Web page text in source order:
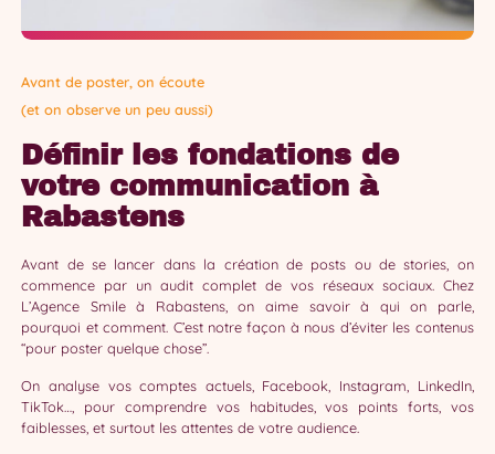
Avant de poster, on écoute
(et on observe un peu aussi)
Définir les fondations de
votre communication à
Rabastens
Avant de se lancer dans la création de posts ou de stories, on
commence par un audit complet de vos réseaux sociaux. Chez
L’Agence Smile à Rabastens, on aime savoir à qui on parle,
pourquoi et comment. C’est notre façon à nous d’éviter les contenus
“pour poster quelque chose”.
On analyse vos comptes actuels, Facebook, Instagram, LinkedIn,
TikTok…, pour comprendre vos habitudes, vos points forts, vos
faiblesses, et surtout les attentes de votre audience.